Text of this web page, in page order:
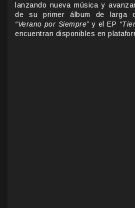
lanzando nueva música y
de su primer álbum de larga
“Verano por Siempre” y el EP
encuentran disponibles en